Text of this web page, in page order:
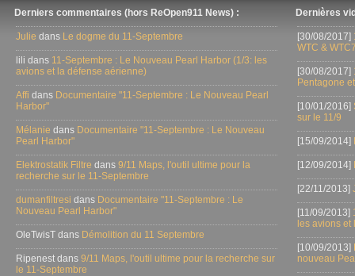
Derniers commentaires (hors ReOpen911 News) :
Julie dans Le dogme du 11-Septembre
lili dans 11-Septembre : Le Nouveau Pearl Harbor (1/3: les
avions et la défense aérienne)
Affi dans Documentaire "11-Septembre : Le Nouveau Pearl
Harbor"
Mélanie dans Documentaire "11-Septembre : Le Nouveau
Pearl Harbor"
Elektrostatik Filtre dans 9/11 Maps, l'outil ultime pour la
recherche sur le 11-Septembre
dumanfiltresi dans Documentaire "11-Septembre : Le
Nouveau Pearl Harbor"
OleTwisT dans Démolition du 11 Septembre
Ripenest dans 9/11 Maps, l'outil ultime pour la recherche sur
le 11-Septembre
Dernières
[30/08/2017]
WTC &
[30/08/2017]
Pentagone
[10/01/2016]
sur le 11/9
[15/09/2014]
[12/09/2014]
[22/11/2013]
[11/09/2013]
les avions
[10/09/2013]
nouveau